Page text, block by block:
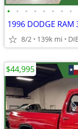
• • • • • • • •
8/2 139k mi
$44,995